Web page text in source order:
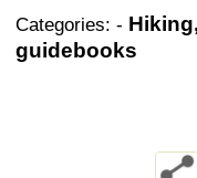
Categories: -
guidebooks